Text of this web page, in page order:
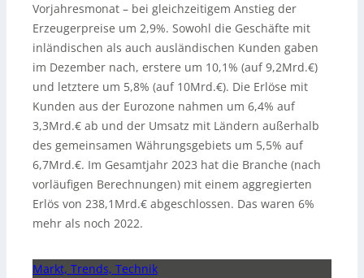
Vorjahresmonat – bei gleichzeitigem Anstieg der
Erzeugerpreise um 2,9%. Sowohl die Geschäfte mit
inländischen als auch ausländischen Kunden gaben
im Dezember nach, erstere um 10,1% (auf 9,2Mrd.€)
und letztere um 5,8% (auf 10Mrd.€). Die Erlöse mit
Kunden aus der Eurozone nahmen um 6,4% auf
3,3Mrd.€ ab und der Umsatz mit Ländern außerhalb
des gemeinsamen Währungsgebiets um 5,5% auf
6,7Mrd.€. Im Gesamtjahr 2023 hat die Branche (nach
vorläufigen Berechnungen) mit einem aggregierten
Erlös von 238,1Mrd.€ abgeschlossen. Das waren 6%
mehr als noch 2022.
Markt, Trends, Technik